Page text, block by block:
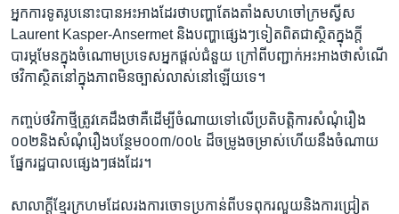
អ្នកការទូត​រូប​នោះ​បានអះអាង​ដែរ​ថា​បញ្ហា​តែងតាំង​សហចៅក្រម​ស្វីស​
Laurent Kasper-Ansermet ​និង​បញ្ហា​ផ្សេងៗ​ទៀត​ពិតជា​ស្ថិត​ក្នុងក្តី​
បារម្ភ​មែន​ក្នុង​ចំណោម​ប្រទេស​អ្នកផ្តល់​ជំនួយ​ ក្រៅពី​បញ្ជាក់​អះអាង​ថា​សំណើ​
ថវិកា​ស្ថិតនៅ​ក្នុងភាព​មិនច្បាស់​លាស់​នៅ​ឡើយ​ទេ។
កញ្ចប់​ថវិកា​ថ្មី​ត្រូវគេ​ដឹង​ថា​គឺ​ដើម្បី​ចំណាយ​ទៅ​លើ​ប្រតិបត្តិការ​សំណុំរឿង​
០០២​និង​សំណុំ​រឿង​បន្ថែម​០០៣/០០៤​ ដ៏ចម្រូង​ចម្រាស់​ហើយ​នឹង​ចំណាយ​
ផ្នែក​រដ្ឋបាល​ផ្សេងៗ​ផង​ដែរ។
សាលាក្តី​ខ្មែរក្រហម​ដែលរង​ការ​ចោទ​ប្រកាន់​ពី​បទពុករលួយ​និង​ការជ្រៀត